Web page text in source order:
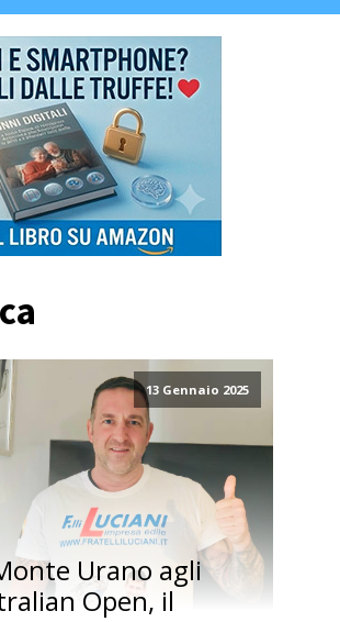
13 Gennaio 2025
Urano agli
Open, il